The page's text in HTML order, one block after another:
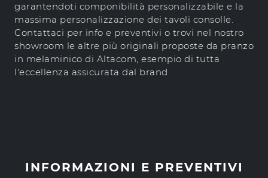
garantendoti componibilità personalizzabile e la
massima personalizzazione dei tavoli consolle.
Contattaci per info e preventivi o trovi nel nostro
showroom le altre più originali proposte da pranzo
in melaminico di Altacom, esempio di tutta
l'eccellenza assicurata dal brand.
INFORMAZIONI E PREVENTIVI